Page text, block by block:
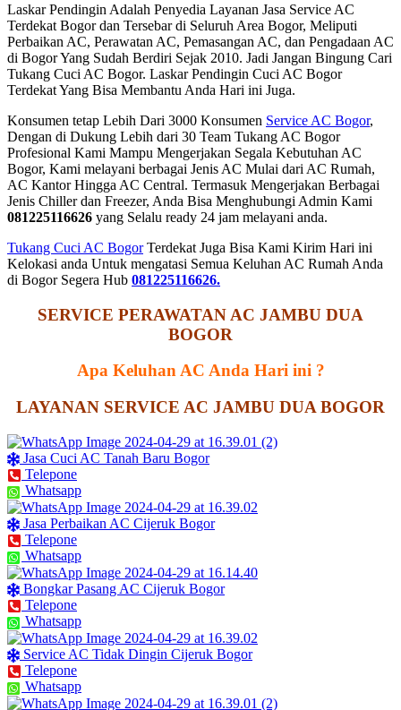
Laskar Pendingin Adalah Penyedia Layanan Jasa Service AC
Terdekat Bogor dan Tersebar di Seluruh Area Bogor, Meliputi
Perbaikan AC, Perawatan AC, Pemasangan AC, dan Pengadaan AC
di Bogor Yang Sudah Berdiri Sejak 2010. Jadi Jangan Bingung Cari
Tukang Cuci AC Bogor. Laskar Pendingin Cuci AC Bogor
Terdekat Yang Bisa Membantu Anda Hari ini Juga.
Konsumen tetap Lebih Dari 3000 Konsumen Service AC Bogor,
Dengan di Dukung Lebih dari 30 Team Tukang AC Bogor
Profesional Kami Mampu Mengerjakan Segala Kebutuhan AC
Bogor, Kami melayani berbagai Jenis AC Mulai dari AC Rumah,
AC Kantor Hingga AC Central. Termasuk Mengerjakan Berbagai
Jenis Chiller dan Freezer, Anda Bisa Menghubungi Admin Kami
081225116626 yang Selalu ready 24 jam melayani anda.
Tukang Cuci AC BogorTerdekat Juga Bisa Kami Kirim Hari ini
Kelokasi anda Untuk mengatasi Semua Keluhan AC Rumah Anda
di Bogor Segera Hub 081225116626.
SERVICE PERAWATAN AC JAMBU DUA
BOGOR
Apa Keluhan AC Anda Hari ini ?
LAYANAN SERVICE AC JAMBU DUA BOGOR
Jasa Cuci AC Tanah Baru Bogor
Telepone
Whatsapp
Jasa Perbaikan AC Cijeruk Bogor
Telepone
Whatsapp
Bongkar Pasang AC Cijeruk Bogor
Telepone
Whatsapp
Service AC Tidak Dingin Cijeruk Bogor
Telepone
Whatsapp